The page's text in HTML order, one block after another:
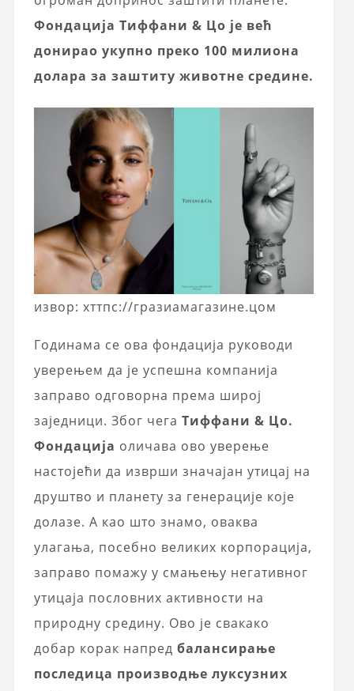
Фондација Тиффани & Цо је већ
донирао укупно преко 100 милиона
долара за заштиту животне средине.
извор: хттпс://гразиамагазине.цом
Годинама се ова фондација руководи
уверењем да је успешна компанија
заправо одговорна према широј
заједници. Због чега Тиффани & Цо.
Фондација оличава ово уверење
настојећи да изврши значајан утицај на
друштво и планету за генерације које
долазе. А као што знамо, оваква
улагања, посебно великих корпорација,
заправо помажу у смањењу негативног
утицаја пословних активности на
природну средину. Ово је свакако
добар корак напред балансирање
последица производње луксузних